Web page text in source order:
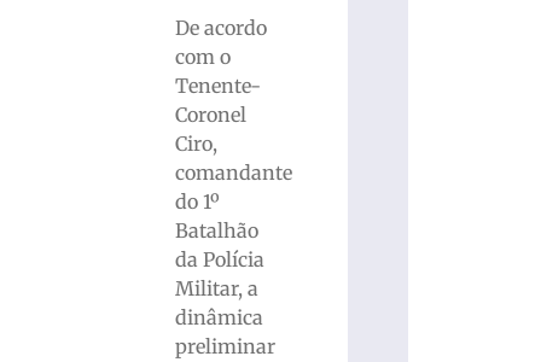
De acordo
com o
Tenente-
Coronel
Ciro,
comandante
do 1º
Batalhão
da Polícia
Militar, a
dinâmica
preliminar